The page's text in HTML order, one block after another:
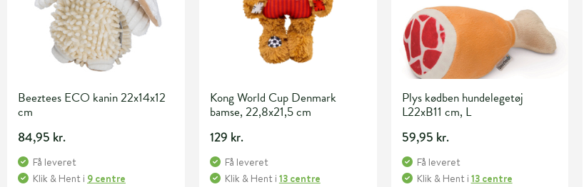
Beeztees ECO kanin 22x14x12
cm
84,95 kr.
Få leveret
Klik & Hent i 9 centre
Kong World Cup Denmark
bamse, 22,8x21,5 cm
129 kr.
Få leveret
Klik & Hent i 13 centre
Plys kødben hundelegetøj
L22xB11 cm, L
59,95 kr.
Få leveret
Klik & Hent i 13 centre